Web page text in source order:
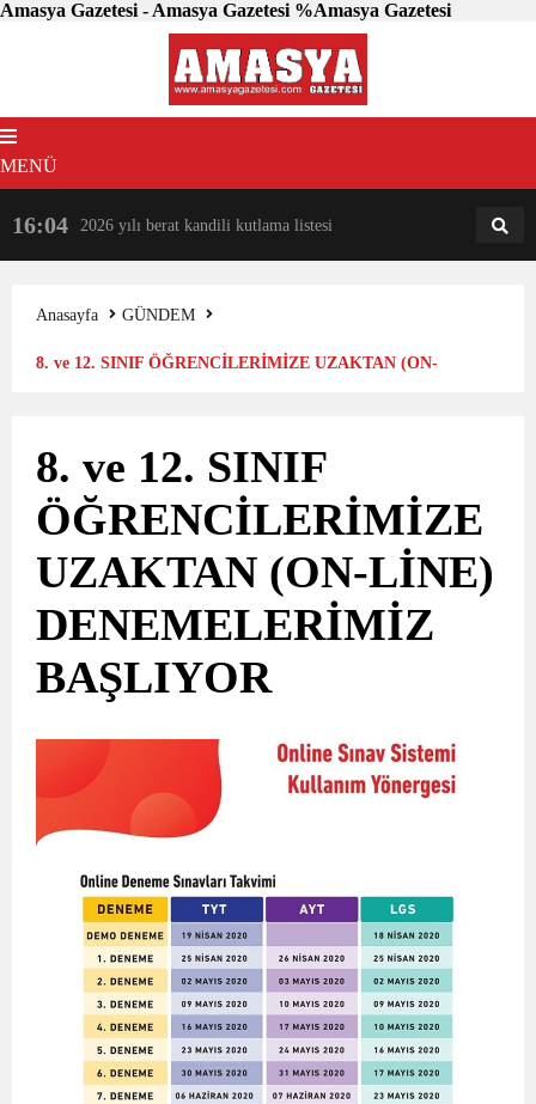
Amasya Gazetesi - Amasya Gazetesi %Amasya Gazetesi
MENÜ
16:04 2026 yılı berat kandili kutlama listesi 18:31
Anasayfa
GÜNDEM
8. ve 12. SINIF ÖĞRENCİLERİMİZE UZAKTAN (ON-
8. ve 12. SINIF
ÖĞRENCİLERİMİZE
UZAKTAN (ON-LİNE)
DENEMELERİMİZ
BAŞLIYOR